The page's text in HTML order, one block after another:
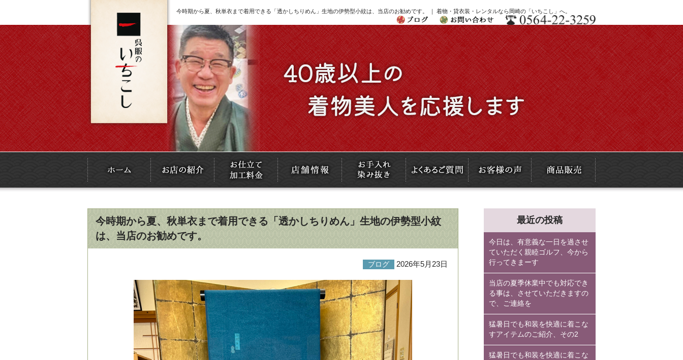
今時期から夏、秋単衣まで着用できる「透かしちりめん」生地の伊勢型小紋は、当店のお勧めです。 ｜ 着物・貸衣装・レンタルなら岡崎の「いちこし」へ。
今時期から夏、秋単衣まで着用できる「透かしちりめん」生地の伊勢型小紋
は、当店のお勧めです。
ブログ 2026年5月23日
最近の投稿
今日は、有意義な一日を過させ
ていただく親睦ゴルフ、今から
行ってきまーす
当店の夏季休業中でも対応でき
る事は、させていただきますの
で、ご連絡を
猛暑日でも和装を快適に着こな
すアイテムのご紹介、その2
猛暑日でも和装を快適に着こな